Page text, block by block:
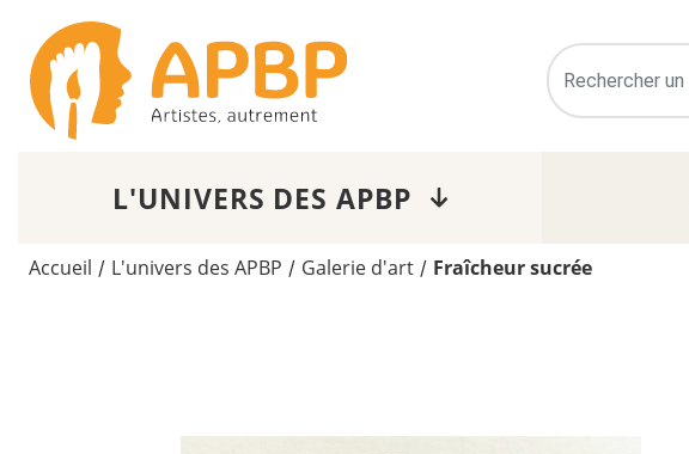
L'UNIVERS DES APBP
Accueil / L'univers des APBP / Galerie d'art / Fraîcheur sucrée